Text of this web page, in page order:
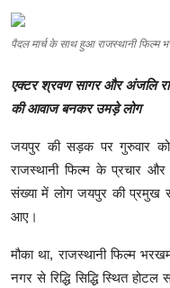
बिजनेस
मनोरंजन
ऑटो
लाइफस्टाइल
खेल
पैदल मार्च के साथ हुआ राजस्थानी फिल्म
एक्टर श्रवण सागर और अंजलि
की आवाज बनकर उमड़े लोग
जयपुर की सड़क पर गुरुवार
राजस्थानी फिल्म के प्रचार
संख्या में लोग जयपुर की प्रमुख
आए।
मौका था, राजस्थानी फिल्म
नगर से रिद्धि सिद्धि स्थित